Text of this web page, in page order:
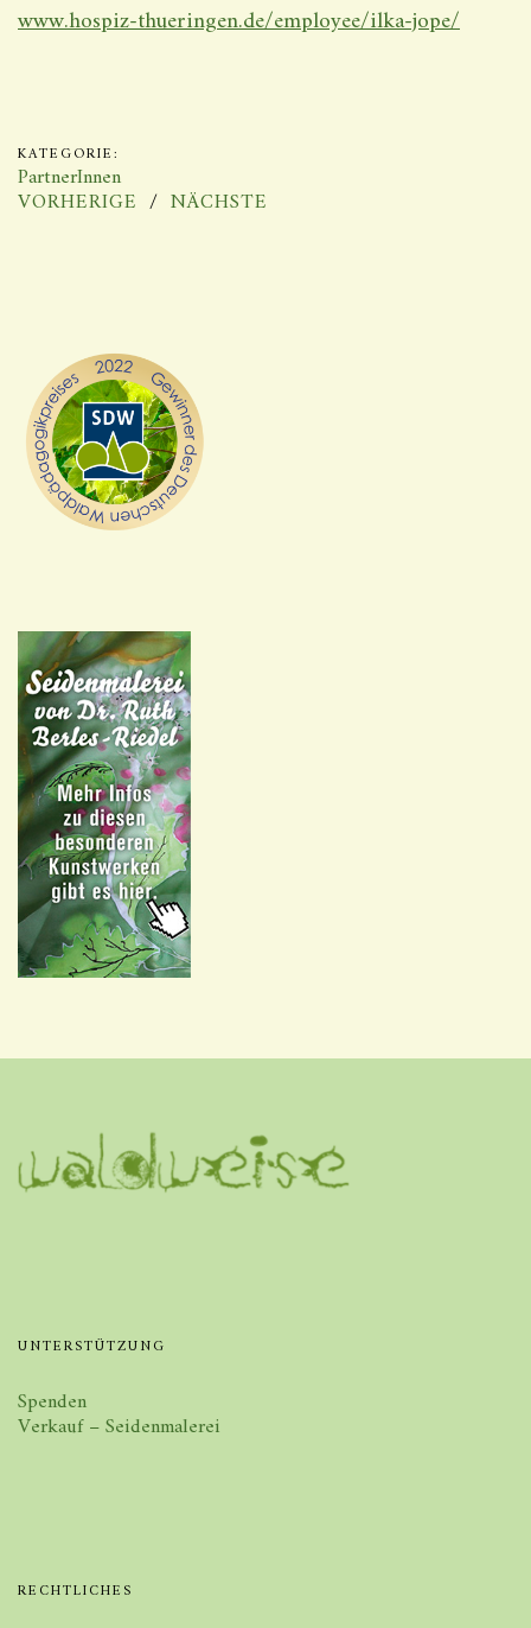
www.hospiz-thueringen.de/employee/ilka-jope/
KATEGORIE:
PartnerInnen
VORHERIGE NÄCHSTE
UNTERSTÜTZUNG
Spenden
Verkauf – Seidenmalerei
RECHTLICHES